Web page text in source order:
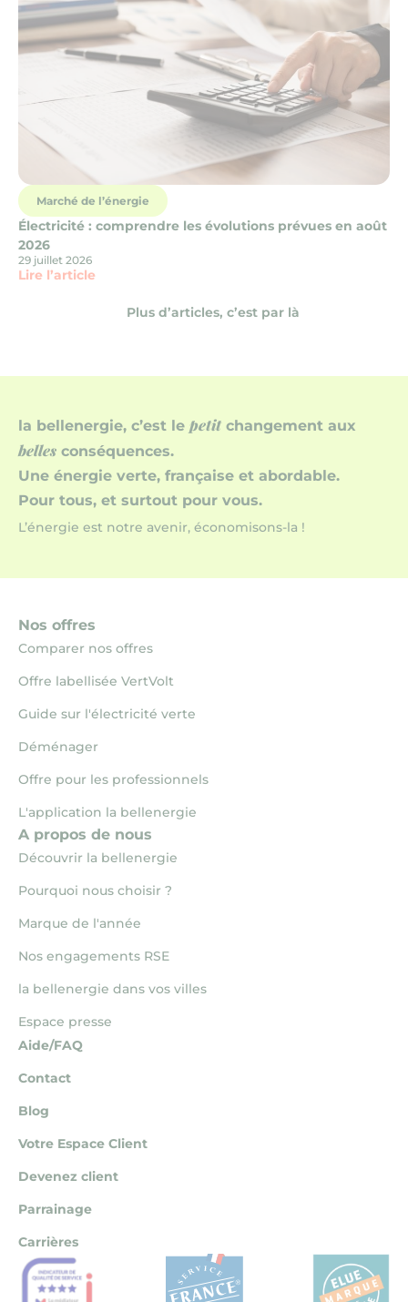
Marché de l’énergie
Électricité : comprendre les évolutions prévues en août
2026
29 juillet 2026
Lire l’article
Plus d’articles, c’est par là
la bellenergie, c’est le petit changement aux
belles conséquences.
Une énergie verte, française et abordable.
Pour tous, et surtout pour vous.
L’énergie est notre avenir, économisons-la !
Nos offres
Comparer nos offres
Offre labellisée VertVolt
Guide sur l'électricité verte
Déménager
Offre pour les professionnels
L'application la bellenergie
A propos de nous
Découvrir la bellenergie
Pourquoi nous choisir ?
Marque de l'année
Nos engagements RSE
la bellenergie dans vos villes
Espace presse
Aide/FAQ
Contact
Blog
Votre Espace Client
Devenez client
Parrainage
Carrières